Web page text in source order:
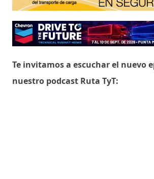
Te invitamos a escuchar el nuevo
nuestro podcast Ruta TyT: